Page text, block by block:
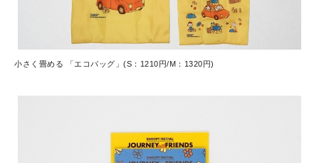
小さく畳める 「エコバッグ」(S：1210円/M：1320円)